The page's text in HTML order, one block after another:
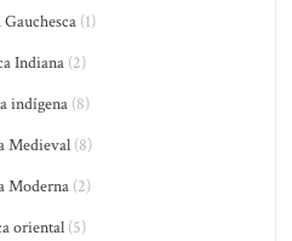
(1)
Indiana(2)
indígena(8)
Medieval(8)
Moderna (2)
oriental (5)